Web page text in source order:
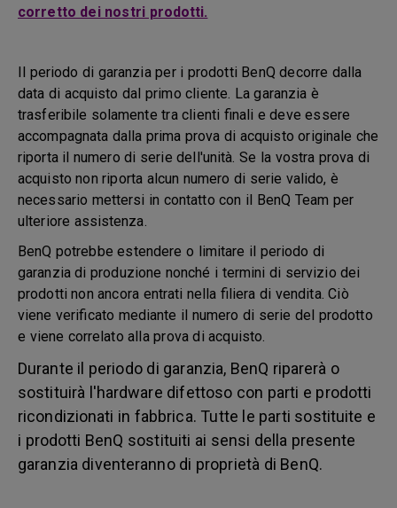
corretto dei nostri prodotti.
Il periodo di garanzia per i prodotti BenQ decorre dalla
data di acquisto dal primo cliente. La garanzia è
trasferibile solamente tra clienti finali e deve essere
accompagnata dalla prima prova di acquisto originale che
riporta il numero di serie dell'unità. Se la vostra prova di
acquisto non riporta alcun numero di serie valido, è
necessario mettersi in contatto con il BenQ Team per
ulteriore assistenza.
BenQ potrebbe estendere o limitare il periodo di
garanzia di produzione nonché i termini di servizio dei
prodotti non ancora entrati nella filiera di vendita. Ciò
viene verificato mediante il numero di serie del prodotto
e viene correlato alla prova di acquisto.
Durante il periodo di garanzia, BenQ riparerà o
sostituirà l'hardware difettoso con parti e prodotti
ricondizionati in fabbrica. Tutte le parti sostituite e
i prodotti BenQ sostituiti ai sensi della presente
garanzia diventeranno di proprietà di BenQ.